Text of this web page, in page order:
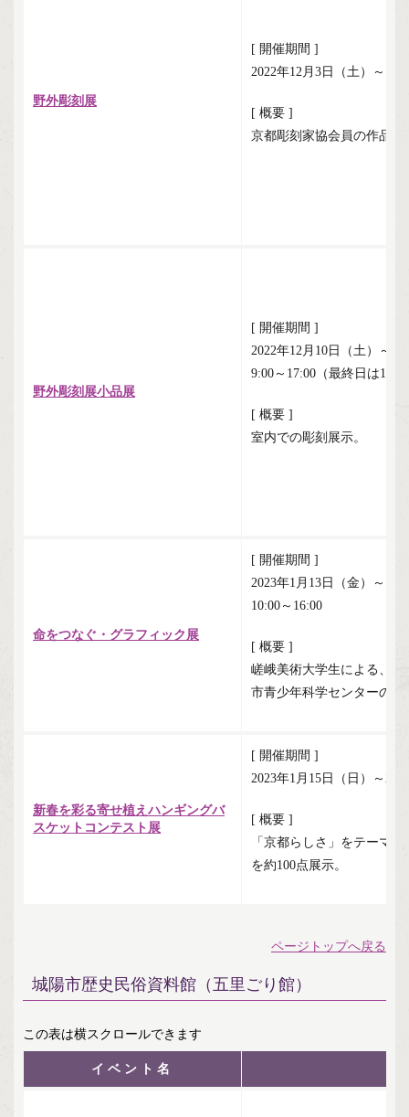
野外彫刻展
[ 開催期間 ]
2022年12月3日（土）～12
[ 概要 ]
京都彫刻家協会員の作品
野外彫刻展小品展
[ 開催期間 ]
2022年12月10日（土）～
9:00～17:00（最終日は
[ 概要 ]
室内での彫刻展示。
命をつなぐ・グラフィック展
[ 開催期間 ]
2023年1月13日（金）～1月
10:00～16:00
[ 概要 ]
嵯峨美術大学生による、
市青少年科学センターのポ
新春を彩る寄せ植えハンギングバ
スケットコンテスト展
[ 開催期間 ]
2023年1月15日（日）～2月
[ 概要 ]
「京都らしさ」をテーマ
を約100点展示。
ページトップへ戻る
城陽市歴史民俗資料館（五里ごり館）
イベント名